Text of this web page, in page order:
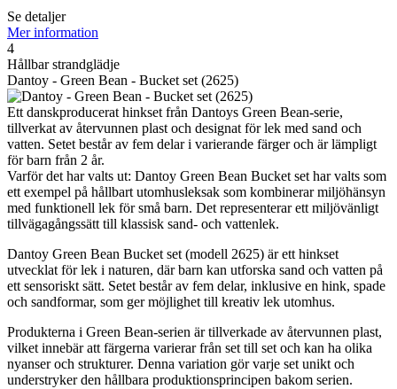
Se detaljer
Mer information
4
Hållbar strandglädje
Dantoy - Green Bean - Bucket set (2625)
Ett danskproducerat hinkset från Dantoys Green Bean-serie,
tillverkat av återvunnen plast och designat för lek med sand och
vatten. Setet består av fem delar i varierande färger och är lämpligt
för barn från 2 år.
Varför det har valts ut: Dantoy Green Bean Bucket set har valts som
ett exempel på hållbart utomhusleksak som kombinerar miljöhänsyn
med funktionell lek för små barn. Det representerar ett miljövänligt
tillvägagångssätt till klassisk sand- och vattenlek.
Dantoy Green Bean Bucket set (modell 2625) är ett hinkset
utvecklat för lek i naturen, där barn kan utforska sand och vatten på
ett sensoriskt sätt. Setet består av fem delar, inklusive en hink, spade
och sandformar, som ger möjlighet till kreativ lek utomhus.
Produkterna i Green Bean-serien är tillverkade av återvunnen plast,
vilket innebär att färgerna varierar från set till set och kan ha olika
nyanser och strukturer. Denna variation gör varje set unikt och
understryker den hållbara produktionsprincipen bakom serien.